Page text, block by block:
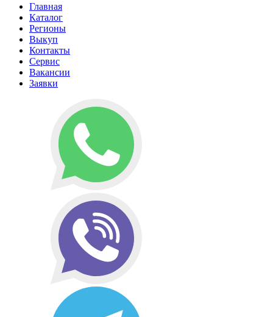
Главная
Каталог
Регионы
Выкуп
Контакты
Сервис
Вакансии
Заявки